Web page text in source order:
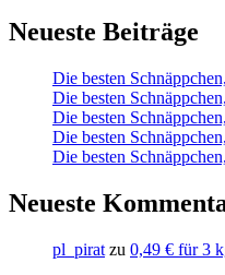
Neueste Beiträge
Die besten
Die besten
Die besten
Die besten
Die besten
Neueste
pl_pirat zu 0,49 € für 3